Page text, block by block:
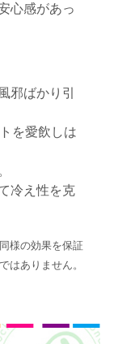
心感があっ
邪ばかり引
を愛飲しは
冷え性を克
様の効果を保証
はありません。